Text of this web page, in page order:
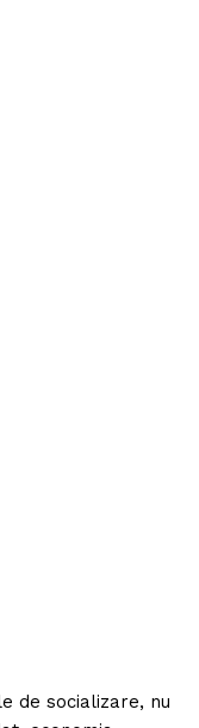
de socializare, nu